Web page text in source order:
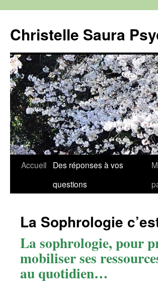
Christelle Saura
Aller
Accueil
Des réponses à vos
questions
La Sophrologie
La sophrologie, pour
mobiliser ses
au quotidien…